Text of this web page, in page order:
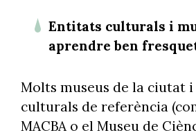
Entitats culturals i
aprendre ben
Molts museus de la ciutat
culturals de referència
MACBA o el Museu de